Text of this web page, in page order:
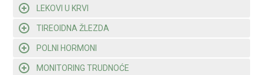
LEKOVI U KRVI
TIREOIDNA ŽLEZDA
POLNI HORMONI
MONITORING TRUDNOĆE